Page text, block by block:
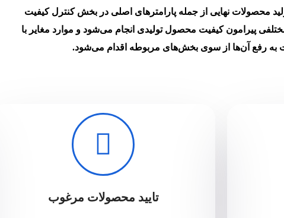
محصولات نهایی از جمله پارامترهای اصلی در بخش کنترل کیفیت
پیرامون کیفیت محصول تولیدی انجام می‌شود و موارد مغایر با
به رفع آن‌ها از سوی بخش‌های مربوطه اقدام می‌شود.
تایید محصولات مرغوب